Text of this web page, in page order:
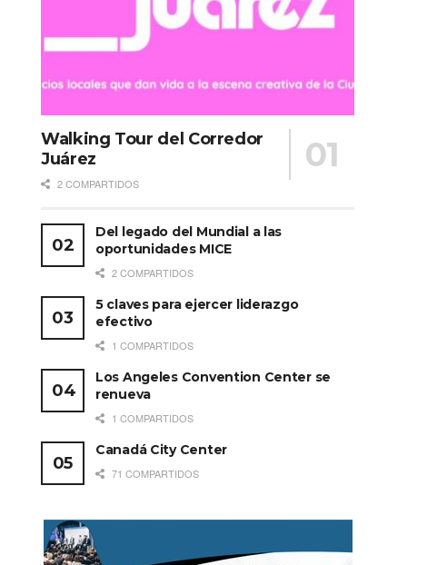
Walking Tour del Corredor
Juárez
2 COMPARTIDOS
Del legado del Mundial a las
oportunidades MICE
2 COMPARTIDOS
5 claves para ejercer liderazgo
efectivo
1 COMPARTIDOS
Los Angeles Convention Center se
renueva
1 COMPARTIDOS
Canadá City Center
71 COMPARTIDOS